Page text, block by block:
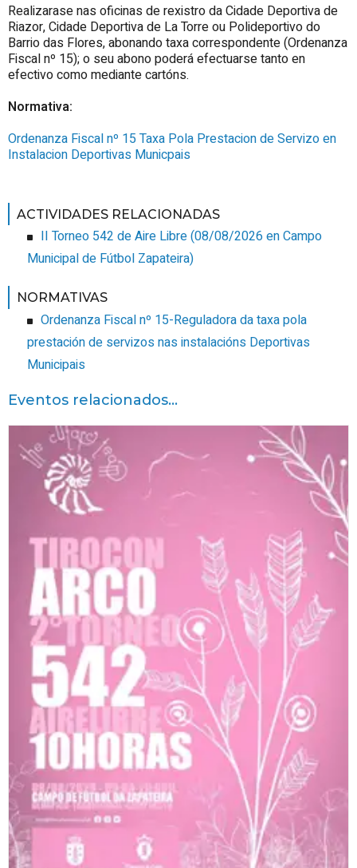
Realizarase nas oficinas de rexistro da Cidade Deportiva de
Riazor, Cidade Deportiva de La Torre ou Polideportivo do
Barrio das Flores, abonando taxa correspondente (Ordenanza
Fiscal nº 15); o seu abono poderá efectuarse tanto en
efectivo como mediante cartóns.
Normativa:
Ordenanza Fiscal nº 15 Taxa Pola Prestacion de Servizo en
Instalacion Deportivas Municpais
ACTIVIDADES RELACIONADAS
II Torneo 542 de Aire Libre(08/08/2026 en Campo
Municipal de Fútbol Zapateira)
NORMATIVAS
Ordenanza Fiscal nº 15-Reguladora da taxa pola
prestación de servizos nas instalacións Deportivas
Municipais
Eventos relacionados...